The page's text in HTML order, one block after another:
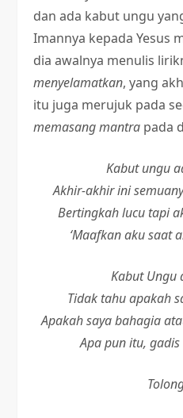
dan ada kabut ungu
Imannya kepada Yesus
dia awalnya menulis
menyelamatkan, yang
itu juga merujuk pada
memasang mantra pada
Kabut ungu
Akhir-akhir ini
Bertingkah lucu tapi
‘Maafkan aku saat
Kabut Ungu
Tidak tahu apakah
Apakah saya bahagia
Apa pun itu,